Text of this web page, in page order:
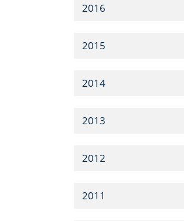
2016
2015
2014
2013
2012
2011